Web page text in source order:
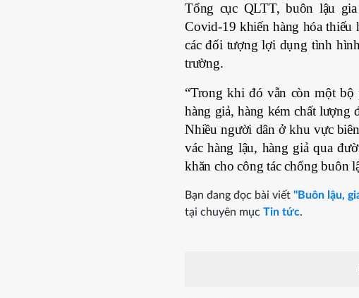
Tổng cục QLTT, buôn lậu
Covid-19 khiến hàng hóa
các đối tượng lợi dụng tình
trường.
“Trong khi đó vẫn còn một bộ
hàng giả, hàng kém chất lượng
Nhiều người dân ở khu vực
vác hàng lậu, hàng giả qua
khăn cho công tác chống buôn
Bạn đang đọc bài viết "Buôn lậu,
tại chuyên mục Tin tức.